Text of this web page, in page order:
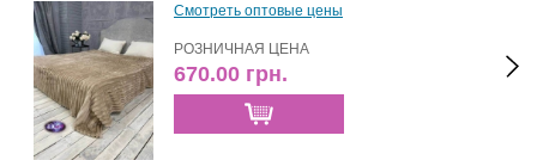
Смотреть оптовые цены
РОЗНИЧНАЯ ЦЕНА
670.00 грн.